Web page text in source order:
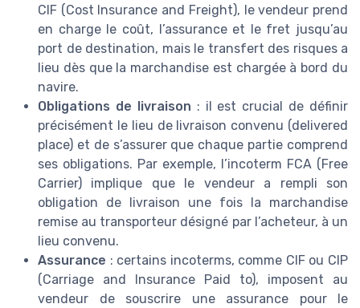
CIF (Cost Insurance and Freight), le vendeur prend
en charge le coût, l’assurance et le fret jusqu’au
port de destination, mais le transfert des risques a
lieu dès que la marchandise est chargée à bord du
navire.
Obligations de livraison : il est crucial de définir
précisément le lieu de livraison convenu (delivered
place) et de s’assurer que chaque partie comprend
ses obligations. Par exemple, l’incoterm FCA (Free
Carrier) implique que le vendeur a rempli son
obligation de livraison une fois la marchandise
remise au transporteur désigné par l’acheteur, à un
lieu convenu.
Assurance : certains incoterms, comme CIF ou CIP
(Carriage and Insurance Paid to), imposent au
vendeur de souscrire une assurance pour le